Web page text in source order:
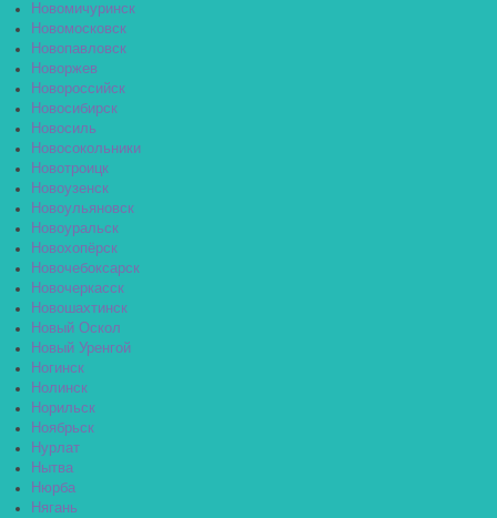
Новомичуринск
Новомосковск
Новопавловск
Новоржев
Новороссийск
Новосибирск
Новосиль
Новосокольники
Новотроицк
Новоузенск
Новоульяновск
Новоуральск
Новохопёрск
Новочебоксарск
Новочеркасск
Новошахтинск
Новый Оскол
Новый Уренгой
Ногинск
Нолинск
Норильск
Ноябрьск
Нурлат
Нытва
Нюрба
Нягань